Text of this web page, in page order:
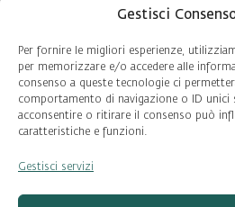
Gestisci
Per fornire le migliori esperienze,
per memorizzare e/o accedere alle
consenso a queste tecnologie ci
comportamento di navigazione o ID
acconsentire o ritirare il consenso può
caratteristiche e funzioni.
Gestisci servizi
Privacy Policy
Cookie policy
COD. FISC. 97081560159
P.IVA 06375640965
© Pool Ambiente 2026
DESIGN & DEVELOPMENT